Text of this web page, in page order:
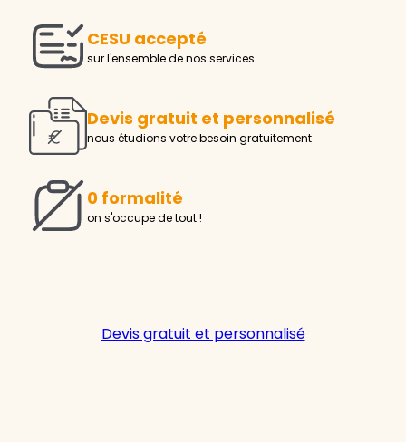
CESU accepté
sur l'ensemble de nos services
Devis gratuit et personnalisé
nous étudions votre besoin gratuitement
0 formalité
on s'occupe de tout !
Devis gratuit et personnalisé